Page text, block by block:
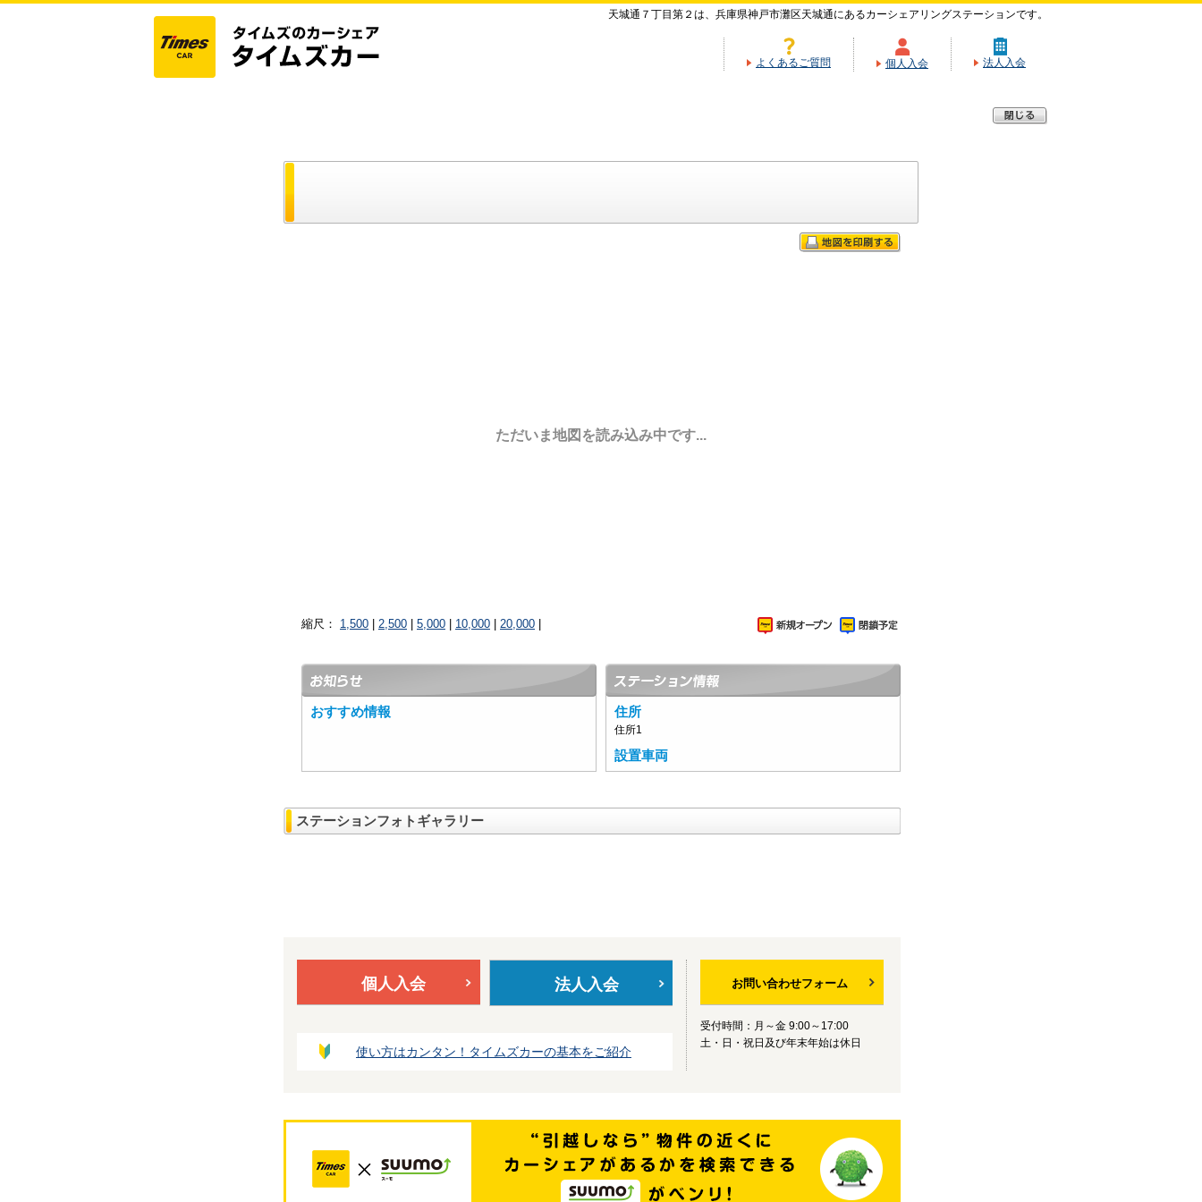
天城通７丁目第２は、兵庫県神戸市灘区天城通にあるカーシェアリングステーションです。
よくあるご質問 個人入会 法人入会
ただいま地図を読み込み中です...
縮尺： 1,500 2,500 5,000 10,000 20,000
おすすめ情報 住所
住所1
設置車両
ステーションフォトギャラリー
個人入会 法人入会
使い方はカンタン！タイムズカーの基本をご紹介
お問い合わせフォーム
受付時間：月～金 9:00～17:00
土・日・祝日及び年末年始は休日